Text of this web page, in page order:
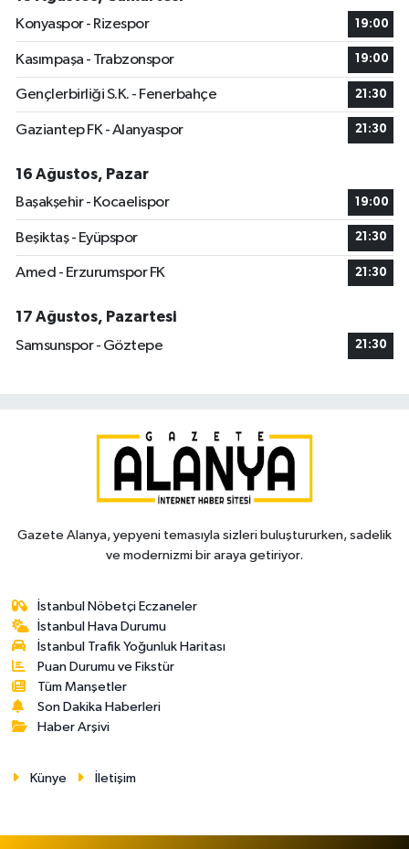
Konyaspor - Rizespor
19:00
Kasımpaşa - Trabzonspor 19:00
Gençlerbirliği S.K. - Fenerbahçe 21:30
Gaziantep FK - Alanyaspor 21:30
16 Ağustos, Pazar
Başakşehir - Kocaelispor
19:00
Beşiktaş - Eyüpspor 21:30
Amed - Erzurumspor FK 21:30
17 Ağustos, Pazartesi
Samsunspor - Göztepe
21:30
Gazete Alanya, yepyeni temasıyla sizleri buluştururken, sadelik
ve modernizmi bir araya getiriyor.
İstanbul Nöbetçi Eczaneler
İstanbul Hava Durumu
İstanbul Trafik Yoğunluk Haritası
Puan Durumu ve Fikstür
Tüm Manşetler
Son Dakika Haberleri
Haber Arşivi
Künye İletişim